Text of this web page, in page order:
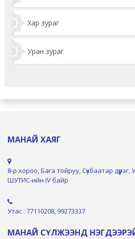
Хар зураг
Уран зураг
МАНАЙ ХАЯГ
8-р хороо, Бага тойруу, Сүхбаатар
ШУТИС-ийн IV байр
Утас : 77110208, 99273337
МАНАЙ СҮЛЖЭЭНД